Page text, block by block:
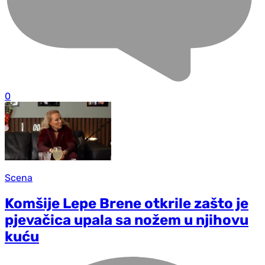
0
Scena
Komšije Lepe Brene otkrile zašto je
pjevačica upala sa nožem u njihovu
kuću